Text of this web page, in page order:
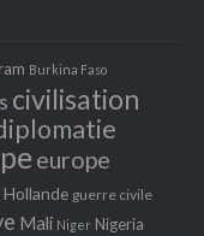
Burkina Faso
civilisation
europe
guerre civile
Mali Niger Nigeria